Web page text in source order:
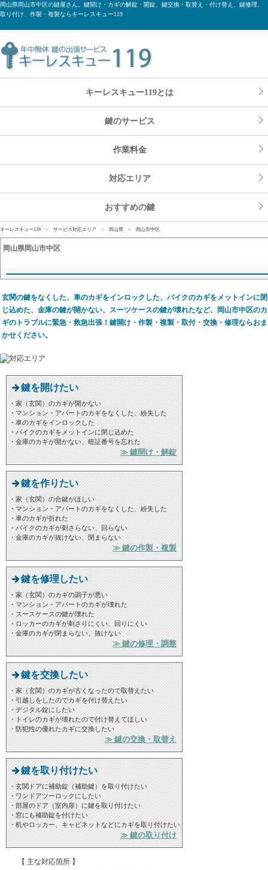
岡山県岡山市中区の鍵屋さん。鍵開け・カギの解錠・開錠、鍵交換・取替え・付け替え、鍵修理、
取り付け、作製・複製ならキーレスキュー119
キーレスキュー119とは
鍵のサービス
作業料金
対応エリア
おすすめの鍵
キーレスキュー119 > サービス対応エリア > 岡山県 > 岡山市中区
岡山県岡山市中区
玄関の鍵をなくした、車のカギをインロックした、バイクのカギをメットインに閉
じ込めた、金庫の鍵が開かない、スーツケースの鍵が壊れたなど、岡山市中区のカ
ギのトラブルに緊急・救急出張！鍵開け・作製・複製・取付・交換・修理ならおま
かせください。
鍵を開けたい
・家（玄関）のカギが開かない
・マンション・アパートのカギをなくした、紛失した
・車のカギをインロックした
・バイクのカギをメットインに閉じ込めた
・金庫のカギが開かない、暗証番号を忘れた
≫ 鍵開け・解錠
鍵を作りたい
・家（玄関）の合鍵がほしい
・マンション・アパートのカギをなくした、紛失した
・車のカギが折れた
・バイクのカギが刺さらない、回らない
・金庫のカギが抜けない、閉まらない
≫ 鍵の作製・複製
鍵を修理したい
・家（玄関）のカギの調子が悪い
・マンション・アパートのカギが壊れた
・スースケースの鍵が壊れた
・ロッカーのカギが刺さりにくい、回りにくい
・金庫のカギが閉まらない、抜けない
≫ 鍵の修理・調整
鍵を交換したい
・家（玄関）のカギが古くなったので取替えたい
・引越しをしたのでカギを付け替えたい
・デジタル錠にしたい
・トイレのカギが壊れたので付け替えてほしい
・防犯性の優れたカギに交換したい
≫ 鍵の交換・取替え
鍵を取り付けたい
・玄関ドアに補助錠（補助鍵）を取り付けたい
・ワンドアツーロックにしたい
・部屋のドア（室内扉）に鍵を取り付けたい
・窓にも補助錠を付けたい
・机やロッカー、キャビネットなどにカギを取り付けたい
≫ 鍵の取り付け
【 主な対応箇所 】